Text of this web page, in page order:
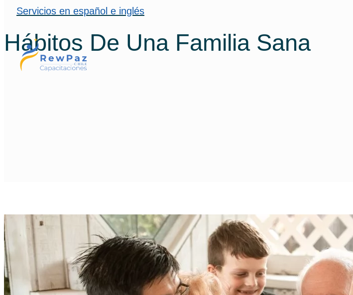
Servicios en español e inglés
Hábitos De Una Familia Sana